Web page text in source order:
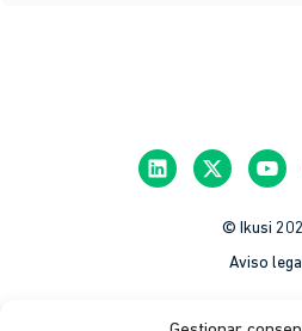
© Ikusi
Aviso